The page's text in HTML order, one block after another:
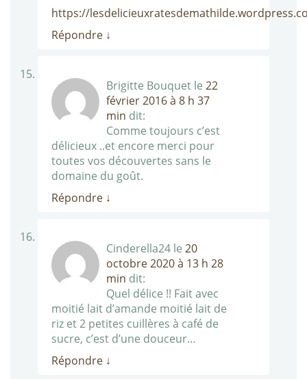
https://
Répondre ↓
Brigitte Bouquet le 22
février 2016 à 8 h 37
min dit:
Comme toujours c’est
délicieux ..et encore merci pour
toutes vos découvertes sans le
domaine du goût.
Répondre ↓
Cinderella24 le 20
octobre 2020 à 13 h 28
min dit:
Quel délice !! Fait avec
moitié lait d’amande moitié lait de
riz et 2 petites cuillères à café de
sucre, c’est d’une douceur…
Répondre ↓